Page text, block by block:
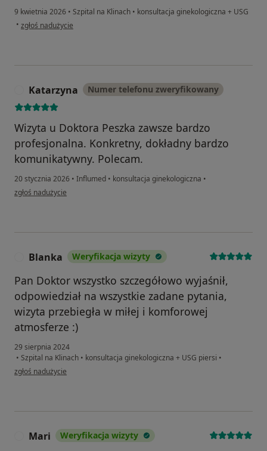
9 kwietnia 2026 • Szpital na Klinach • konsultacja ginekologiczna + USG
• w opinii użytkownika A.S.
zgłoś nadużycie
Katarzyna Numer telefonu zweryfikowany
Wizyta u Doktora Peszka zawsze bardzo
profesjonalna. Konkretny, dokładny bardzo
komunikatywny. Polecam.
20 stycznia 2026 • Influmed • konsultacja ginekologiczna •
w opinii użytkownika Katarzyna
zgłoś nadużycie
Blanka Weryfikacja wizyty
Pan Doktor wszystko szczegółowo wyjaśnił,
odpowiedział na wszystkie zadane pytania,
wizyta przebiegła w miłej i komforowej
atmosferze :)
29 sierpnia 2024
• Szpital na Klinach • konsultacja ginekologiczna + USG piersi •
w opinii użytkownika Blanka
zgłoś nadużycie
Mari Weryfikacja wizyty